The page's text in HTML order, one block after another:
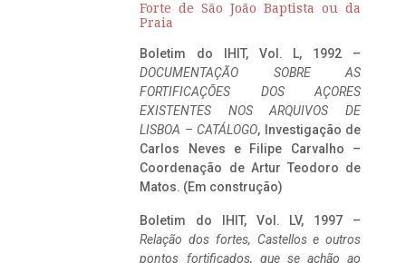
Forte de São João Baptista ou da
Praia
Boletim do IHIT, Vol. L, 1992 –
DOCUMENTAÇÃO SOBRE AS
FORTIFICAÇÕES DOS AÇORES
EXISTENTES NOS ARQUIVOS DE
LISBOA – CATÁLOGO, Investigação de
Carlos Neves e Filipe Carvalho –
Coordenação de Artur Teodoro de
Matos. (Em construção)
Boletim do IHIT, Vol. LV, 1997 –
Relação dos fortes, Castellos e outros
pontos fortificados, que se achão ao